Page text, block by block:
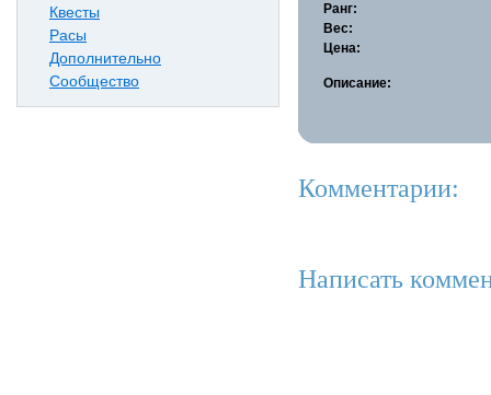
Квесты
Расы
Дополнительно
Сообщество
Ранг:
Вес:
Цена:
Описание:
Комментарии:
Написать